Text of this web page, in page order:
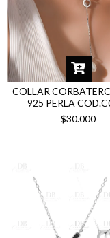
COLLAR
925 PERLA
$30.000